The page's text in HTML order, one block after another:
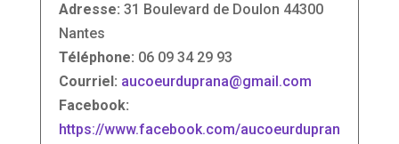
Adresse: 31 Boulevard de Doulon 44300
Nantes
Téléphone: 06 09 34 29 93
Courriel: aucoeurduprana@gmail.com
Facebook:
https://www.facebook.com/aucoeurdupran